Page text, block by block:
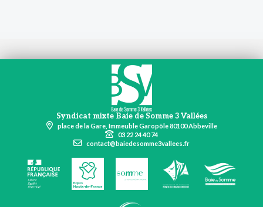
Syndicat mixte Baie de Somme 3 Vallées
place de la Gare, Immeuble Garopôle 80100 Abbeville
03 22 24 40 74
contact@baiedesomme3vallees.fr